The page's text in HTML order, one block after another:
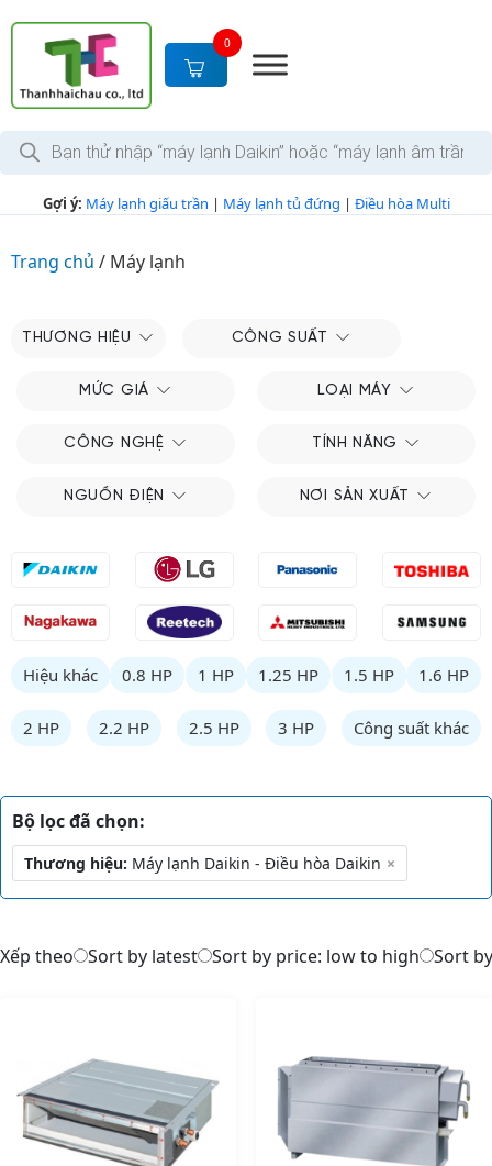
c
n
0
T
m
i Gợi ý: Máy lạnh giấu trần | Máy lạnh tủ đứng | Điều hòa Multi
Trang chủ / Máy lạnh
THƯƠNG HIỆU CÔNG SUẤT
MỨC GIÁ LOẠI MÁY
CÔNG NGHỆ TÍNH NĂNG
NGUỒN ĐIỆN NƠI SẢN XUẤT
Hiệu khác 0.8 HP 1 HP 1.25 HP 1.5 HP 1.6 HP
2 HP 2.2 HP 2.5 HP 3 HP Công suất khác
Bộ lọc đã chọn:
Thương hiệu: Máy lạnh Daikin - Điều hòa Daikin ×
Xếp theo Sort by latest Sort by price: low to high Sort